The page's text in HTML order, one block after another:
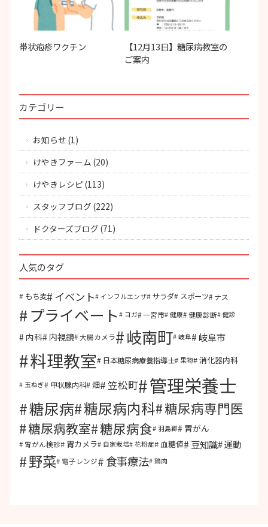
帯状疱疹ワクチン
【12月13日】糖尿病教室の
ご案内
カテゴリー
お知らせ (1)
けやきファーム (20)
けやきレシピ (113)
スタッフブログ (222)
ドクターズブログ (71)
人気のタグ
もち麦 イベント インフルエンザ サラダ スポーツ ナス
プライベート ヨガ 一宮市 健康 健康診断 健診
内科 内視鏡 大腸カメラ 岐南町 岐阜 岐阜市
料理教室 日本糖尿病療養指導士 果物 消化器内科
玉ねぎ 甲状腺内科 畑 笠松町 管理栄養士
糖尿病 糖尿病内科 糖尿病専門医
糖尿病教室 糖尿病食 羽島郡 胃がん
胃がん検診 胃カメラ 自家栽培 花粉症 血糖値 豆知識 運動
野菜 電子レンジ 食事療法 鶏肉